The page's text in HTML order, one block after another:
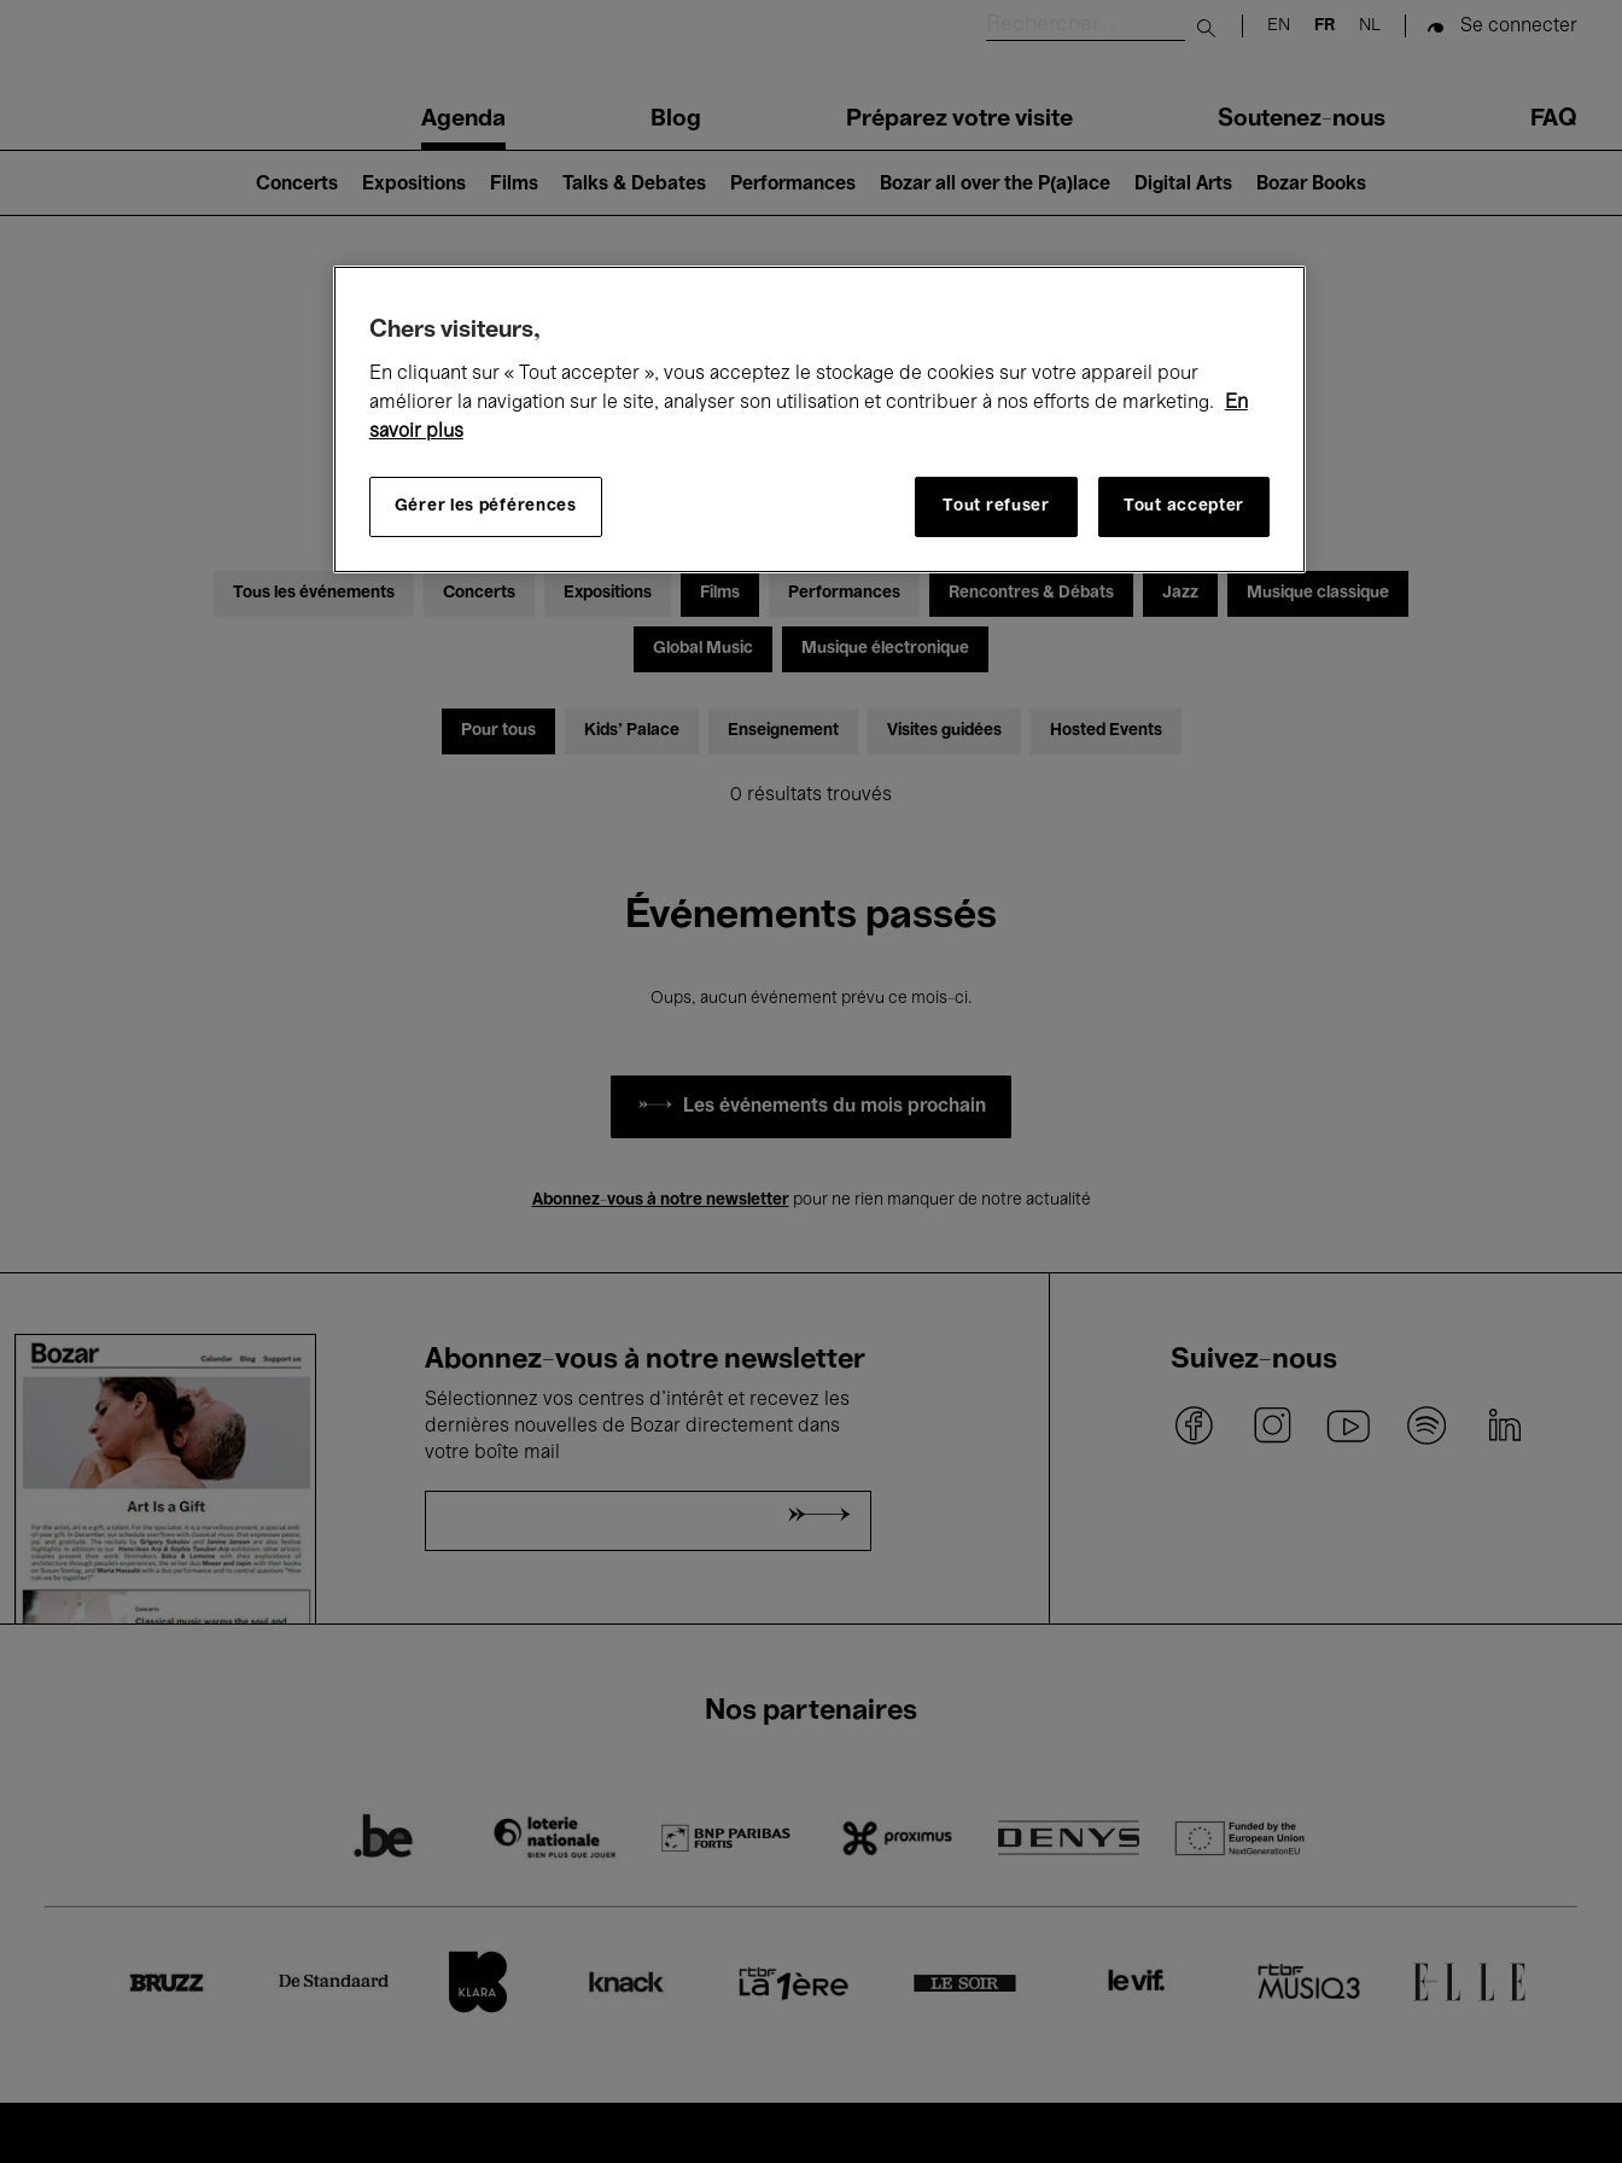
Submit search
EN FR NL Se connecter
navigationAgenda Blog Préparez votre visite Soutenez-nous FAQ
2)
Concerts Expositions Films Talks & Debates Performances Bozar all over the P(a)lace Digital Arts Bozar Books
Ce qui se passe à Bozar
Tous les événements Concerts Expositions Films Performances Rencontres & Débats Jazz Musique classique
Global Music Musique électronique
Pour tous Kids’ Palace Enseignement Visites guidées Hosted Events
0 résultats trouvés
Événements passés
Oups, aucun événement prévu ce mois-ci.
Les événements du mois prochain
Abonnez-vous à notre newsletterpour ne rien manquer de notre actualité
Abonnez-vous à notre newsletter
Sélectionnez vos centres d'intérêt et recevez les
dernières nouvelles de Bozar directement dans
votre boîte mail
Suivez-nous
Nos partenaires
Chers visiteurs,
En cliquant sur « Tout accepter », vous acceptez le stockage de cookies sur votre appareil pour
améliorer la navigation sur le site, analyser son utilisation et contribuer à nos efforts de marketing.
En
savoir plus
Gérer les péférences Tout refuser Tout accepter